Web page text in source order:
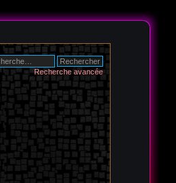
Recherche avancée